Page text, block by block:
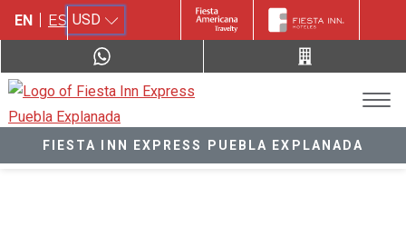
EN ES USD
FIESTA INN EXPRESS PUEBLA EXPLANADA